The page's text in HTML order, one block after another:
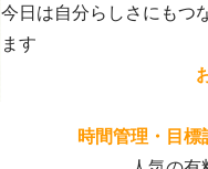
今日は自分らしさにもつ
ます
時間管理・目